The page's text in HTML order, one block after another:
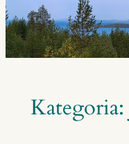
Kategoria: